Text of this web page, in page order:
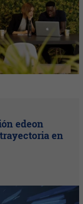
edeon
en